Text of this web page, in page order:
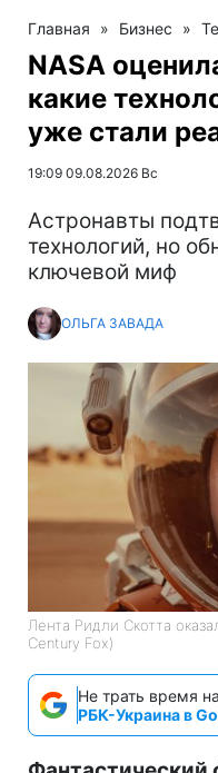
Главная » Бизнес »
NASA
какие
уже стали
19:09 09.08.2026 Вс
Астронавты
технологий, но
ключевой миф
ОЛЬГА ЗАВАДА
Лента Ридли Скотта
Century Fox)
Не трать время
РБК-Украина в